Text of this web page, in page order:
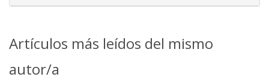
Artículos más leídos del mismo
autor/a